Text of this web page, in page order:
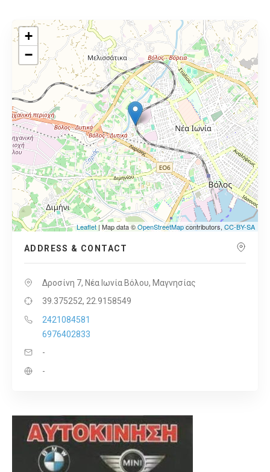
+
−
Leaflet | Map data ©OpenStreetMapcontributors, CC-BY-SA
ADDRESS & CONTACT
Δροσίνη 7, Νέα Ιωνία Βόλου, Μαγνησίας
39.375252, 22.9158549
2421084581
6976402833
-
-